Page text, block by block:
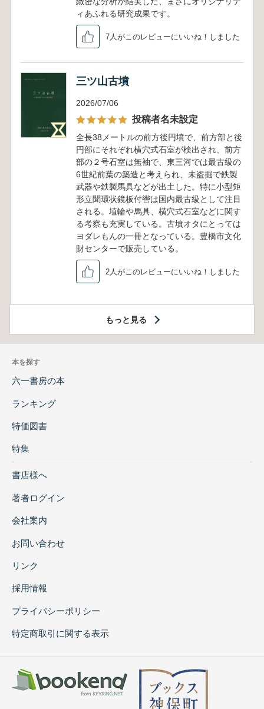
ィあふれる研究成果です。
7人がこのレビューにいいね！しました
三ツ山古墳
2026/07/06
投稿者名未設定
全長38メートルの前方後円墳で、前方部と後
円部にそれぞれ横穴式石室が検出され、前方
部の２号石室は無袖で、東三河では最古級の
6世紀前葉の築造と考えられ、未盗掘で鉄製
武器や鉄製馬具などが出土した。特に小型矩
形立聞環状鏡板付轡は国内最古級として注目
される。埴輪や馬具、横穴式石室などに関す
る考察も充実している。古墳オタにとっては
ヨダレもんの一冊となっている。豊橋市文化
財センターで販売している。
2人がこのレビューにいいね！しました
もっと見る
本を探す
六一書房の本
ランキング
特価図書
特集
書店様へ
著者ログイン
会社案内
お問い合わせ
リンク
採用情報
プライバシーポリシー
特定商取引に関する表示